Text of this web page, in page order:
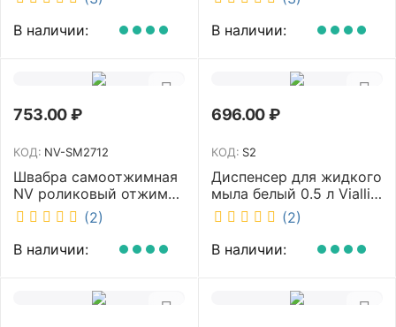
под химию NV 23 л NV-
11123
В наличии:
DSR0085
В наличии:
753.00₽
КОД: NV-SM2712
Швабра самоотжимная
NV роликовый отжим
насадка PVA 27 см
телескопическая
рукоятка 70-125 см NV-
SM2712
(2)
В наличии:
696.00₽
КОД: S2
Диспенсер для жидкого
мыла белый 0.5 л Vialli
S2
(2)
В наличии: